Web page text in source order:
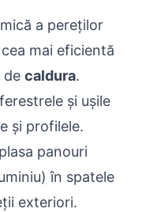
a pereților
mai eficientă
de caldura.
și ușile
și profilele.
panouri
în spatele
exteriori.